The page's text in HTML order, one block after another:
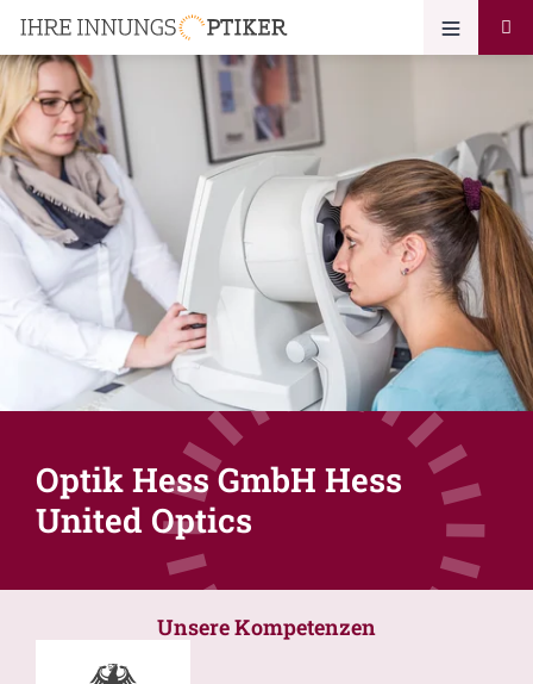
Optik Hess GmbH Hess
United Optics
Unsere Kompetenzen